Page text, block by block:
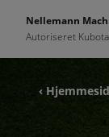
Nellemann
Autoriseret
‹